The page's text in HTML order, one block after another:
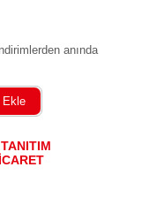
anında
Ekle